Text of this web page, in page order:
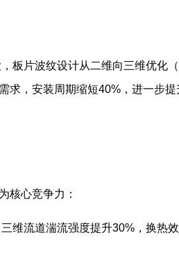
板片波纹设计从二维向三维优化
求，安装周期缩短40%，进一步
核心竞争力：
维流道湍流强度提升30%，换热